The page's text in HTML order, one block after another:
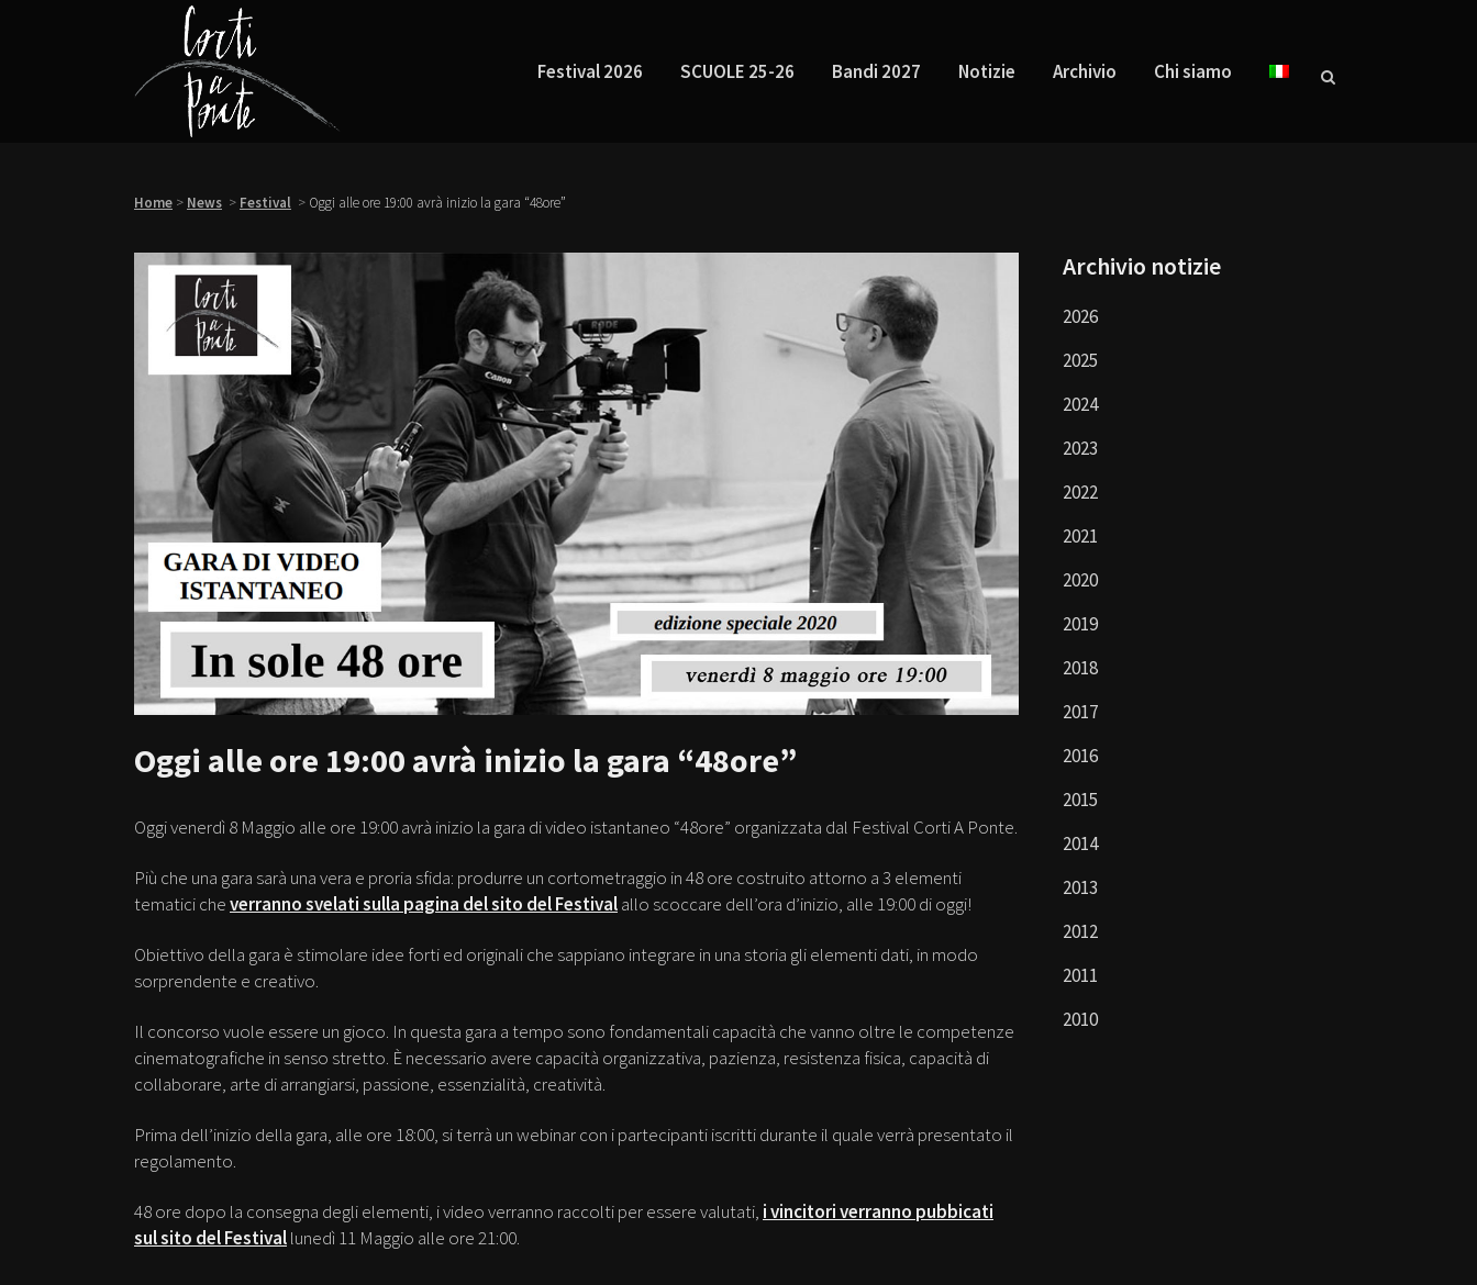
Festival 2026 SCUOLE 25-26 Bandi 2027 Notizie Archivio Chi siamo
Home > News > Festival > Oggi alle ore 19:00 avrà inizio la gara “48ore”
Oggi alle ore 19:00 avrà inizio la gara “48ore”
Oggi venerdì 8 Maggio alle ore 19:00 avrà inizio la gara di video istantaneo “48ore” organizzata dal Festival Corti A Ponte.
Più che una gara sarà una vera e proria sfida: produrre un cortometraggio in 48 ore costruito attorno a 3 elementi
tematici cheverranno svelati sulla pagina del sito del Festivalallo scoccare dell’ora d’inizio, alle 19:00 di oggi!
Obiettivo della gara è stimolare idee forti ed originali che sappiano integrare in una storia gli elementi dati, in modo
sorprendente e creativo.
Il concorso vuole essere un gioco. In questa gara a tempo sono fondamentali capacità che vanno oltre le competenze
cinematografiche in senso stretto. È necessario avere capacità organizzativa, pazienza, resistenza fisica, capacità di
collaborare, arte di arrangiarsi, passione, essenzialità, creatività.
Prima dell’inizio della gara, alle ore 18:00, si terrà un webinar con i partecipanti iscritti durante il quale verrà presentato il
regolamento.
48 ore dopo la consegna degli elementi, i video verranno raccolti per essere valutati, i vincitori verranno pubbicati
sul sito del Festivallunedì 11 Maggio alle ore 21:00.
Archivio notizie
2026
2025
2024
2023
2022
2021
2020
2019
2018
2017
2016
2015
2014
2013
2012
2011
2010